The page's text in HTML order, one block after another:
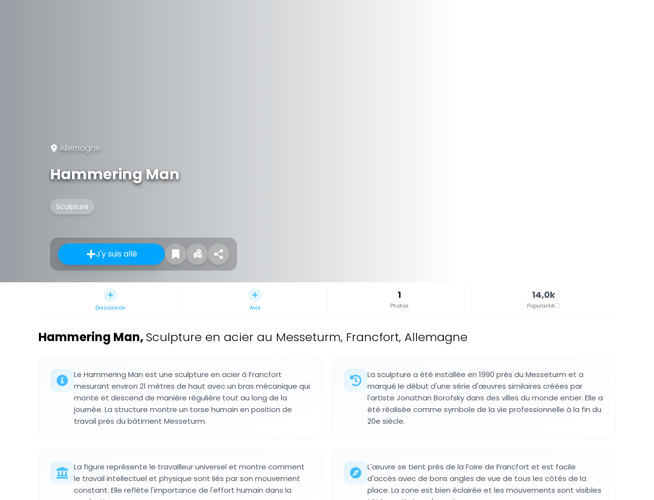
Allemagne
Hammering Man
Sculpture
J'y suis allé
Discussion Avis
1
Photos
14,0k
Popularité
Hammering Man, Sculpture en acier au Messeturm, Francfort, Allemagne
Le Hammering Man est une sculpture en acier à Francfort
mesurant environ 21 mètres de haut avec un bras mécanique qui
monte et descend de manière régulière tout au long de la
journée. La structure montre un torse humain en position de
travail près du bâtiment Messeturm.
La sculpture a été installée en 1990 près du Messeturm et a
marqué le début d'une série d'œuvres similaires créées par
l'artiste Jonathan Borofsky dans des villes du monde entier. Elle a
été réalisée comme symbole de la vie professionnelle à la fin du
20e siècle.
La figure représente le travailleur universel et montre comment
le travail intellectuel et physique sont liés par son mouvement
constant. Elle reflète l'importance de l'effort humain dans la
L'œuvre se tient près de la Foire de Francfort et est facile
d'accès avec de bons angles de vue de tous les côtés de la
place. La zone est bien éclairée et les mouvements sont visibles